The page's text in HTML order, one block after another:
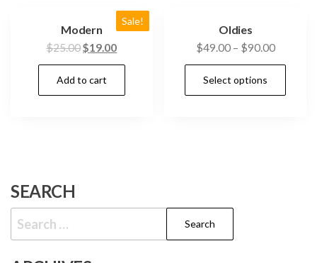
Sale!
Modern
$25.00$19.00
Add to cart
Oldies
$49.00– $90.00
Select options
SEARCH
Search
for: